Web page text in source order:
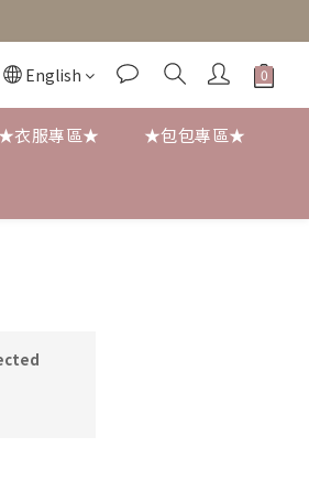
English
★衣服專區★ ★包包專區★